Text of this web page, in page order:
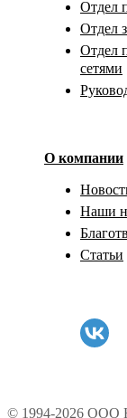
Отдел
Отдел
Отдел
сетями
О компании
Наши
Статьи
© 1994-2026 ООО